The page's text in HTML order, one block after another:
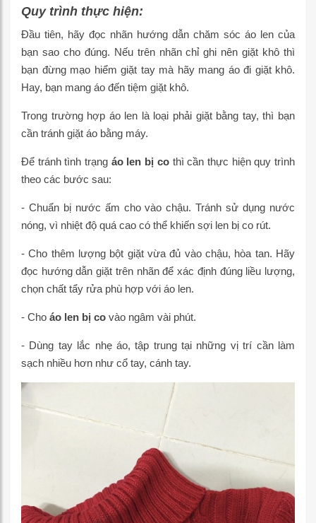
Quy trình thực hiện:
Đầu tiên, hãy đọc nhãn hướng dẫn chăm sóc áo len của
bạn sao cho đúng. Nếu trên nhãn chỉ ghi nên giặt khô thì
bạn đừng mạo hiểm giặt tay mà hãy mang áo đi giặt khô.
Hay, bạn mang áo đến tiệm giặt khô.
Trong trường hợp áo len là loại phải giặt bằng tay, thì bạn
cần tránh giặt áo bằng máy.
Để tránh tình trạng áo len bị cothì cần thực hiện quy trình
theo các bước sau:
- Chuẩn bị nước ấm cho vào chậu. Tránh sử dụng nước
nóng, vì nhiệt độ quá cao có thể khiến sợi len bị co rút.
- Cho thêm lượng bột giặt vừa đủ vào chậu, hòa tan. Hãy
đọc hướng dẫn giặt trên nhãn để xác định đúng liều lượng,
chọn chất tẩy rửa phù hợp với áo len.
- Cho áo len bị co vào ngâm vài phút.
- Dùng tay lắc nhẹ áo, tập trung tại những vị trí cần làm
sạch nhiều hơn như cổ tay, cánh tay.